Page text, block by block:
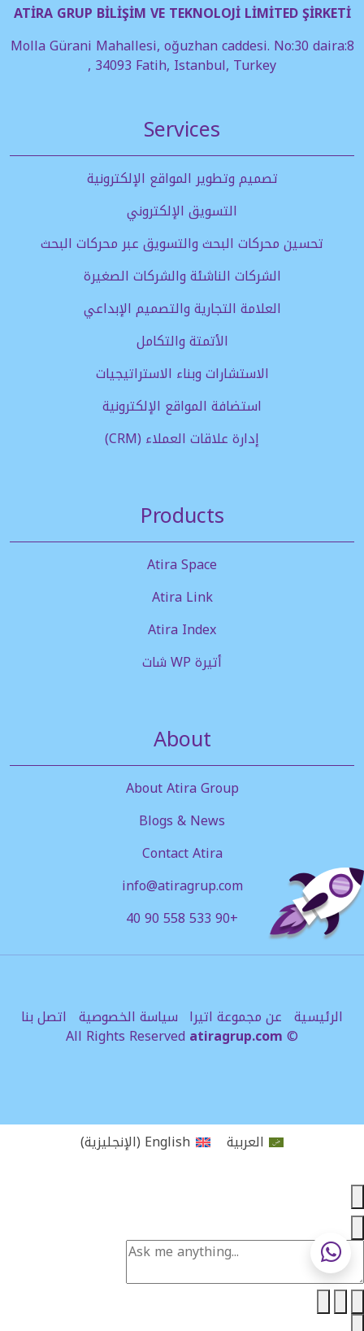
ATİRA GRUP BİLİŞİM VE TEKNOLOJİ LİMİTED ŞİRKETİ
Molla Gürani Mahallesi, oğuzhan caddesi. No:30 daira:8
, 34093 Fatih, Istanbul, Turkey
Services
تصميم وتطوير المواقع الإلكترونية
التسويق الإلكتروني
تحسين محركات البحث والتسويق عبر محركات البحث
الشركات الناشئة والشركات الصغيرة
العلامة التجارية والتصميم الإبداعي
الأتمتة والتكامل
الاستشارات وبناء الاستراتيجيات
استضافة المواقع الإلكترونية
إدارة علاقات العملاء (CRM)
Products
Atira Space
Atira Link
Atira Index
أتيرة WP شات
About
About Atira Group
Blogs & News
Contact Atira
info@atiragrup.com
+90 533 558 90 40
الرئيسية عن مجموعة اتيرا سياسة الخصوصية اتصل بنا
© All Rights Reserved
atiragrup.com
العربية English
(الإنجليزية)